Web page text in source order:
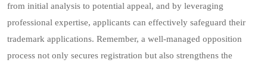
from initial analysis to potential appeal, and by leveraging
professional expertise, applicants can effectively safeguard their
trademark applications. Remember, a well-managed opposition
process not only secures registration but also strengthens the